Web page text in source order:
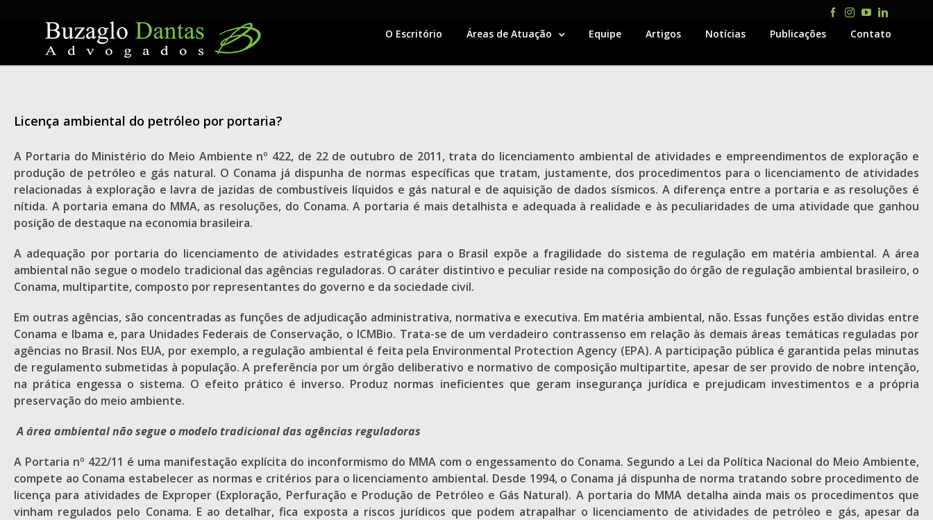
Facebook
Instagram
YouTubeLinkedIn
O Escritório Áreas de Atuação Equipe Artigos Notícias Publicações Contato
Licença ambiental do petróleo por portaria?
A Portaria do Ministério do Meio Ambiente nº 422, de 22 de outubro de 2011, trata do licenciamento ambiental de atividades e empreendimentos de exploração e
produção de petróleo e gás natural. O Conama já dispunha de normas específicas que tratam, justamente, dos procedimentos para o licenciamento de atividades
relacionadas à exploração e lavra de jazidas de combustíveis líquidos e gás natural e de aquisição de dados sísmicos. A diferença entre a portaria e as resoluções é
nítida. A portaria emana do MMA, as resoluções, do Conama. A portaria é mais detalhista e adequada à realidade e às peculiaridades de uma atividade que ganhou
posição de destaque na economia brasileira.
A adequação por portaria do licenciamento de atividades estratégicas para o Brasil expõe a fragilidade do sistema de regulação em matéria ambiental. A área
ambiental não segue o modelo tradicional das agências reguladoras. O caráter distintivo e peculiar reside na composição do órgão de regulação ambiental brasileiro, o
Conama, multipartite, composto por representantes do governo e da sociedade civil.
Em outras agências, são concentradas as funções de adjudicação administrativa, normativa e executiva. Em matéria ambiental, não. Essas funções estão dividas entre
Conama e Ibama e, para Unidades Federais de Conservação, o ICMBio. Trata-se de um verdadeiro contrassenso em relação às demais áreas temáticas reguladas por
agências no Brasil. Nos EUA, por exemplo, a regulação ambiental é feita pela Environmental Protection Agency (EPA). A participação pública é garantida pelas minutas
de regulamento submetidas à população. A preferência por um órgão deliberativo e normativo de composição multipartite, apesar de ser provido de nobre intenção,
na prática engessa o sistema. O efeito prático é inverso. Produz normas ineficientes que geram insegurança jurídica e prejudicam investimentos e a própria
preservação do meio ambiente.
A área ambiental não segue o modelo tradicional das agências reguladoras
A Portaria nº 422/11 é uma manifestação explícita do inconformismo do MMA com o engessamento do Conama. Segundo a Lei da Política Nacional do Meio Ambiente,
compete ao Conama estabelecer as normas e critérios para o licenciamento ambiental. Desde 1994, o Conama já dispunha de norma tratando sobre procedimento de
licença para atividades de Exproper (Exploração, Perfuração e Produção de Petróleo e Gás Natural). A portaria do MMA detalha ainda mais os procedimentos que
vinham regulados pelo Conama. E ao detalhar, fica exposta a riscos jurídicos que podem atrapalhar o licenciamento de atividades de petróleo e gás, apesar da